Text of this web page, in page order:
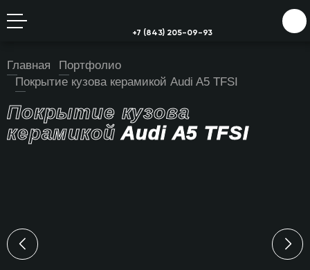
+7 (843) 205-09-93
Главная
Портфолио
Покрытие кузова керамикой Audi A5 TFSI
Покрытие кузова
керамикойAudi A5 TFSI